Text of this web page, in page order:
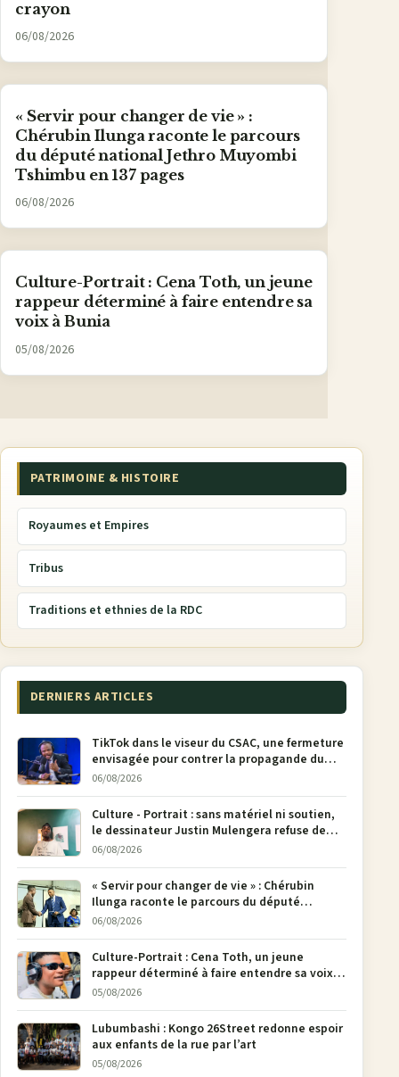
crayon
06/08/2026
« Servir pour changer de vie » :
Chérubin Ilunga raconte le parcours
du député national Jethro Muyombi
Tshimbu en 137 pages
06/08/2026
Culture-Portrait : Cena Toth, un jeune
rappeur déterminé à faire entendre sa
voix à Bunia
05/08/2026
PATRIMOINE & HISTOIRE
Royaumes et Empires
Tribus
Traditions et ethnies de la RDC
DERNIERS ARTICLES
TikTok dans le viseur du CSAC, une fermeture
envisagée pour contrer la propagande du
M23
06/08/2026
Culture - Portrait : sans matériel ni soutien,
le dessinateur Justin Mulengera refuse de
poser son crayon
06/08/2026
« Servir pour changer de vie » : Chérubin
Ilunga raconte le parcours du député
national Jethro Muyombi Tshimbu en 137
06/08/2026
Culture-Portrait : Cena Toth, un jeune
rappeur déterminé à faire entendre sa voix à
Bunia
05/08/2026
Lubumbashi : Kongo 26Street redonne espoir
aux enfants de la rue par l’art
05/08/2026